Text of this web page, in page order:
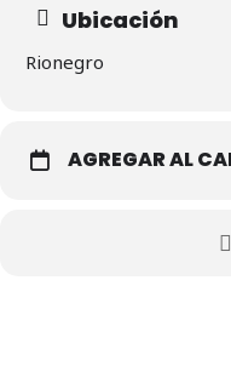
Ubicación
Rionegro
AGREGAR AL